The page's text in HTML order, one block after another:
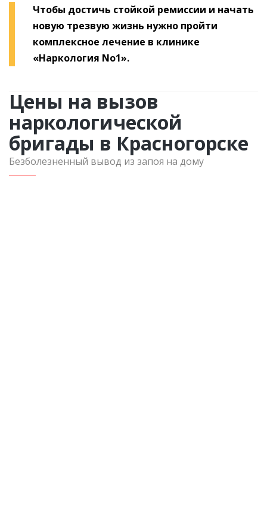
Чтобы достичь стойкой ремиссии и начать
новую трезвую жизнь нужно пройти
комплексное лечение в клинике
«Наркология No1».
Цены на вызов
наркологической
бригады в Красногорске
Безболезненный вывод из запоя на дому